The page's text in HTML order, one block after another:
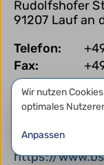
Rudolfshofer
91207 Lauf an
Telefon:
Fax:
E-Mail:
info@bsznl.de
Website:
https://
Wir nutzen
optimales
Anpassen